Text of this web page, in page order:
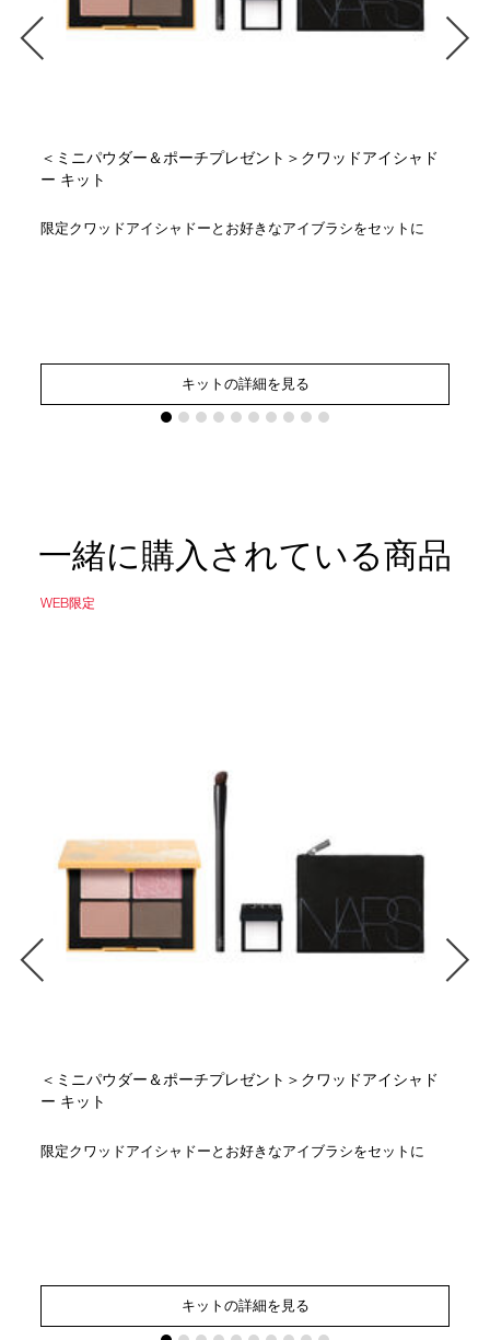
＜ミニパウダー＆ポーチプレゼント＞クワッドアイシャド
ー キット
限定クワッドアイシャドーとお好きなアイブラシをセットに
キットの詳細を見る
一緒に購入されている商品
WEB限定
＜ミニパウダー＆ポーチプレゼント＞クワッドアイシャド
ー キット
限定クワッドアイシャドーとお好きなアイブラシをセットに
キットの詳細を見る